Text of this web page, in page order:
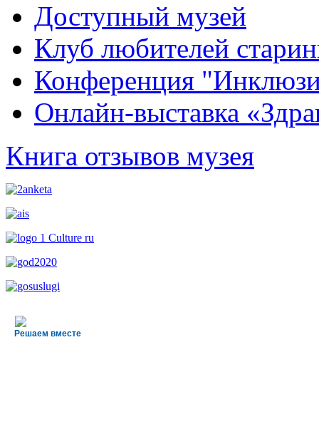
Доступный музей
Клуб любителей
Конференция
Онлайн-выставка
Книга отзывов музея
Решаем вместе